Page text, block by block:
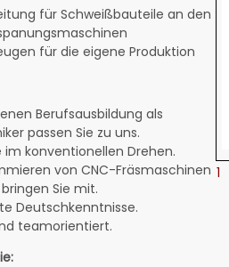
1
für Schweißbauteile an den
für die eigene Produktion
Berufsausbildung als
passen Sie zu uns.
im konventionellen Drehen.
von CNC-Fräsmaschinen
Sie mit.
Deutschkenntnisse.
teamorientiert.